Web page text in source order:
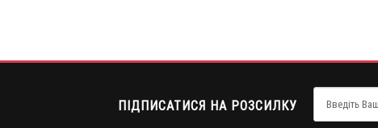
ПІДПИСАТИСЯ НА РОЗСИЛКУ